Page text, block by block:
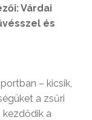
Várdai
és
– kicsik,
a zsűri
kezdődik a